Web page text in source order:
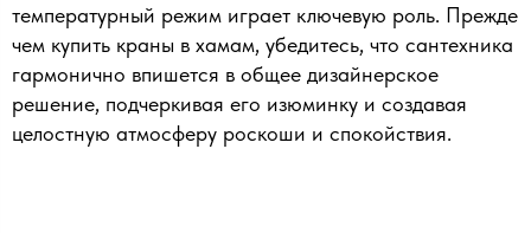
температурный режим играет ключевую роль. Прежде
чем купить краны в хамам, убедитесь, что сантехника
гармонично впишется в общее дизайнерское
решение, подчеркивая его изюминку и создавая
целостную атмосферу роскоши и спокойствия.